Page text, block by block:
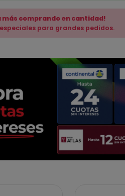
más comprando en cantidad!
para grandes pedidos.